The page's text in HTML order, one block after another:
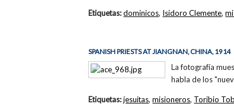
Etiquetas:dominicos, Isidoro Clemente,
SPANISH PRIESTS AT JIANGNAN, CHINA, 1914
La fotografía
habla de los
Etiquetas:jesuitas,misioneros, Toribio